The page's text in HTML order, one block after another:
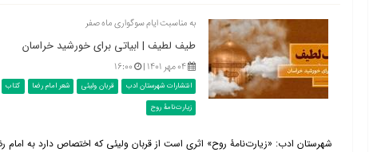
به مناسبت ایام سوگواری ماه صفر
طیف لطیف | ابیاتی برای خورشید خراسان
۰۴ مهر ۱۴۰۱ | ۱۶:۰۰
انتشارات شهرستان ادب قربان ولیئی شعر امام رضا کتاب
زیارت‌نامۀ روح
شهرستان ادب: «زیارت‌نامۀ روح» اثری است از قربان ولیئی که اختصاص دارد به